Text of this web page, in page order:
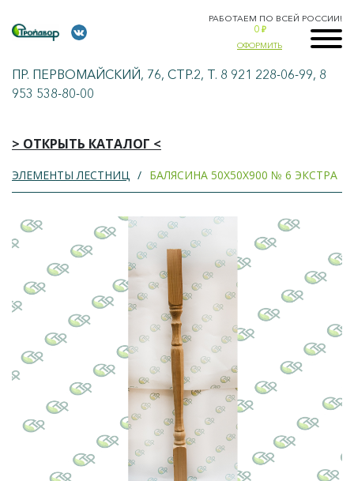
РАБОТАЕМ ПО ВСЕЙ РОССИИ!
0 ₽
ОФОРМИТЬ
ПР. ПЕРВОМАЙСКИЙ, 76, СТР.2, Т. 8 921 228-06-99, 8
953 538-80-00
> ОТКРЫТЬ КАТАЛОГ <
ЭЛЕМЕНТЫ ЛЕСТНИЦ БАЛЯСИНА 50Х50Х900 № 6 ЭКСТРА